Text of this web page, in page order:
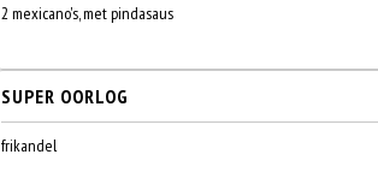
2 mexicano's, met pindasaus
SUPER OORLOG
frikandel